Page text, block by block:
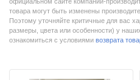
товара могут быть изменены
Поэтому уточняйте критичные для вас
размеры, цвета или особенности) у
ознакомиться с условиями возврата